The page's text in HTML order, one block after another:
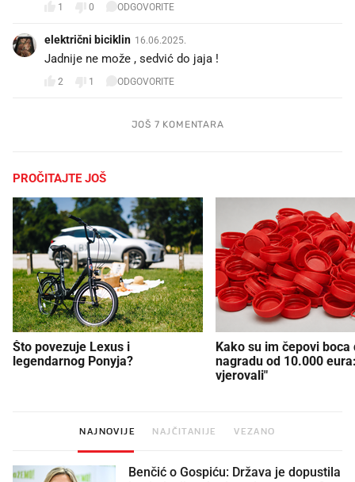
1 0 ODGOVORITE
električni biciklin 16.06.2025.
Jadnije ne može , sedvić do jaja !
2 1 ODGOVORITE
JOŠ 7 KOMENTARA
PROČITAJTE JOŠ
Što povezuje Lexus i
legendarnog Ponyja?
Kako su im čepovi boca
nagradu od 10.000
vjerovali"
NAJNOVIJE NAJČITANIJE VEZANO
Benčić o Gospiću: Država je dopustila